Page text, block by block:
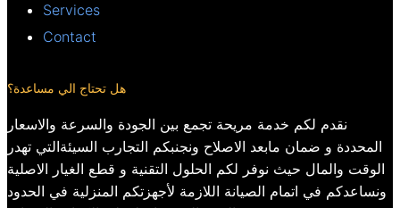
Services
Contact
هل تحتاج الي مساعدة؟
نقدم لكم خدمة مريحة تجمع بين الجودة والسرعة والاسعار
المحددة و ضمان مابعد الاصلاح ونجنبكم التجارب السيئةالتي تهدر
الوقت والمال حيث نوفر لكم الحلول التقنية و قطع الغيار الاصلية
ونساعدكم في اتمام الصيانة اللازمة لأجهزتكم المنزلية في الحدود